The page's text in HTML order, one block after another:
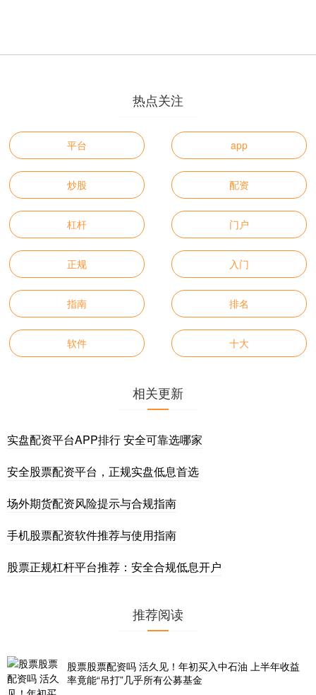
热点关注
平台 app
炒股 配资
杠杆 门户
正规 入门
指南 排名
软件 十大
相关更新
实盘配资平台APP排行 安全可靠选哪家
安全股票配资平台，正规实盘低息首选
场外期货配资风险提示与合规指南
手机股票配资软件推荐与使用指南
股票正规杠杆平台推荐：安全合规低息开户
推荐阅读
股票股票配资吗 活久见！年初买入中石油 上半年收益
率竟能“吊打”几乎所有公募基金